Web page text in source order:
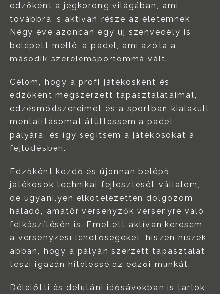
edzőként a jégkorong világában, ami
továbbra is aktívan része az életemnek.
Négy éve azonban egy új szenvedély is
belépett mellé: a padel, ami azóta a
második szerelemsportommá vált.
Célom, hogy a profi játékosként és
edzőként megszerzett tapasztalataimat,
edzésmódszereimet és a sportban kialakult
mentalitásomat átültessem a padel
pályára, és így segítsem a játékosokat a
fejlődésben.
Edzőként kezdő és újonnan belépő
játékosok technikai fejlesztését vállalom,
de ugyanilyen elkötelezetten dolgozom
haladó, amatőr versenyzők versenyre való
felkészítésén is. Emellett aktívan keresem
a versenyzési lehetőségeket, hiszen hiszek
abban, hogy a pályán szerzett tapasztalat
teszi igazán hitelessé az edzői munkát.
Délelőtti és délutáni idősávokban is tartok